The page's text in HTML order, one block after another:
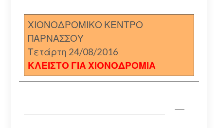
ΧΙΟΝΟΔΡΟΜΙΚΟ ΚΕΝΤΡΟ
ΠΑΡΝΑΣΣΟΥ
Τετάρτη 24/08/2016
ΚΛΕΙΣΤΟ ΓΙΑ ΧΙΟΝΟΔΡΟΜΙΑ